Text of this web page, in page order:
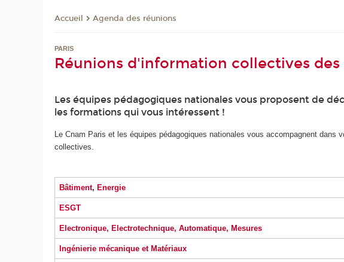
Accueil Agenda des réunions
PARIS
Réunions d'information collectives
Les équipes pédagogiques nationales vous proposent de
les formations qui vous intéressent !
Le Cnam Paris et les équipes pédagogiques nationales vous accompagnent
collectives.
Bâtiment, Energie
ESGT
Electronique, Electrotechnique, Automatique, Mesures
Ingénierie mécanique et Matériaux